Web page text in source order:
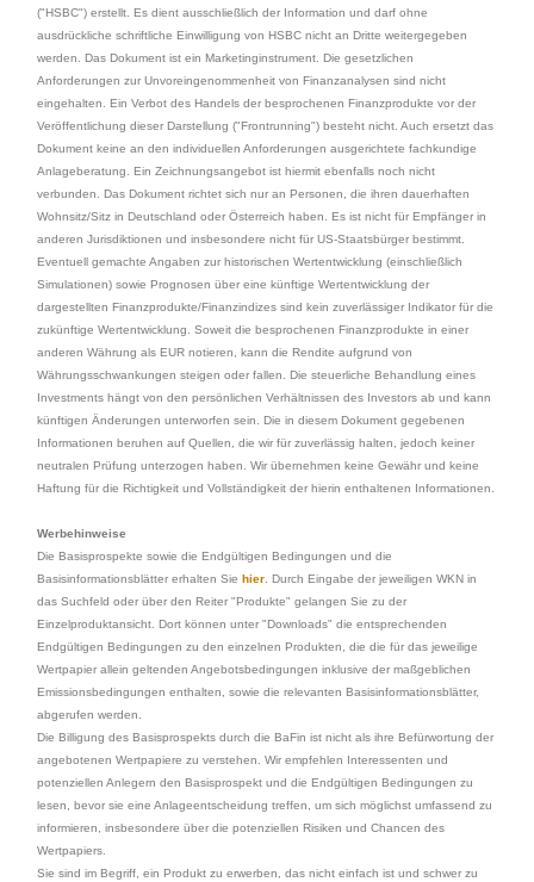
("HSBC") erstellt. Es dient ausschließlich der Information und darf ohne
ausdrückliche schriftliche Einwilligung von HSBC nicht an Dritte weitergegeben
werden. Das Dokument ist ein Marketinginstrument. Die gesetzlichen
Anforderungen zur Unvoreingenommenheit von Finanzanalysen sind nicht
eingehalten. Ein Verbot des Handels der besprochenen Finanzprodukte vor der
Veröffentlichung dieser Darstellung ("Frontrunning") besteht nicht. Auch ersetzt das
Dokument keine an den individuellen Anforderungen ausgerichtete fachkundige
Anlageberatung. Ein Zeichnungsangebot ist hiermit ebenfalls noch nicht
verbunden. Das Dokument richtet sich nur an Personen, die ihren dauerhaften
Wohnsitz/Sitz in Deutschland oder Österreich haben. Es ist nicht für Empfänger in
anderen Jurisdiktionen und insbesondere nicht für US-Staatsbürger bestimmt.
Eventuell gemachte Angaben zur historischen Wertentwicklung (einschließlich
Simulationen) sowie Prognosen über eine künftige Wertentwicklung der
dargestellten Finanzprodukte/Finanzindizes sind kein zuverlässiger Indikator für die
zukünftige Wertentwicklung. Soweit die besprochenen Finanzprodukte in einer
anderen Währung als EUR notieren, kann die Rendite aufgrund von
Währungsschwankungen steigen oder fallen. Die steuerliche Behandlung eines
Investments hängt von den persönlichen Verhältnissen des Investors ab und kann
künftigen Änderungen unterworfen sein. Die in diesem Dokument gegebenen
Informationen beruhen auf Quellen, die wir für zuverlässig halten, jedoch keiner
neutralen Prüfung unterzogen haben. Wir übernehmen keine Gewähr und keine
Haftung für die Richtigkeit und Vollständigkeit der hierin enthaltenen Informationen.
Werbehinweise
Die Basisprospekte sowie die Endgültigen Bedingungen und die
Basisinformationsblätter erhalten Sie hier. Durch Eingabe der jeweiligen WKN in
das Suchfeld oder über den Reiter "Produkte" gelangen Sie zu der
Einzelproduktansicht. Dort können unter "Downloads" die entsprechenden
Endgültigen Bedingungen zu den einzelnen Produkten, die die für das jeweilige
Wertpapier allein geltenden Angebotsbedingungen inklusive der maßgeblichen
Emissionsbedingungen enthalten, sowie die relevanten Basisinformationsblätter,
abgerufen werden.
Die Billigung des Basisprospekts durch die BaFin ist nicht als ihre Befürwortung der
angebotenen Wertpapiere zu verstehen. Wir empfehlen Interessenten und
potenziellen Anlegern den Basisprospekt und die Endgültigen Bedingungen zu
lesen, bevor sie eine Anlageentscheidung treffen, um sich möglichst umfassend zu
informieren, insbesondere über die potenziellen Risiken und Chancen des
Wertpapiers.
Sie sind im Begriff, ein Produkt zu erwerben, das nicht einfach ist und schwer zu